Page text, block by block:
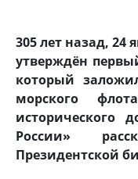
305 лет назад, 24
утверждён
который
морского
исторического
России»
Президентской